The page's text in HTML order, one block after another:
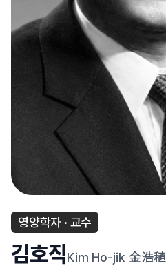
영양학자 · 교수
김호직Kim Ho-jik 金浩稙